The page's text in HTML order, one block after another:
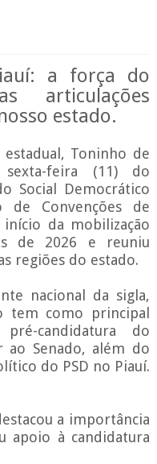
a força do
articulações
estado.
Toninho de
sexta-feira (11) do
Social Democrático
de Convenções de
da mobilização
de 2026 e reuniu
regiões do estado.
nacional da sigla,
tem como principal
candidatura do
ao Senado, além do
do PSD no Piauí.
a importância
apoio à candidatura